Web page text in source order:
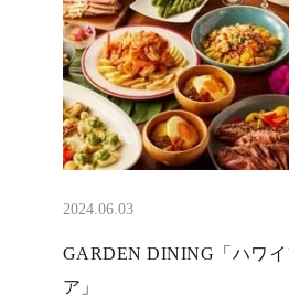
2024.06.03
GARDEN DINING「ハワイ
ア」